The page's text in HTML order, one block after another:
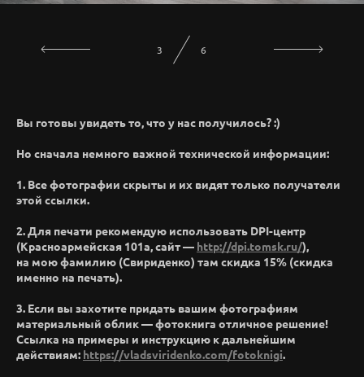
3 6
Вы готовы увидеть то, что у нас получилось? :)
Но сначала немного важной технической информации:
1. Все фотографии скрыты и их видят только получатели
этой ссылки.
2. Для печати рекомендую использовать DPI-центр
(Красноармейская 101а, сайт — http://dpi.tomsk.ru/),
на мою фамилию (Свириденко) там скидка 15% (скидка
именно на печать).
3. Если вы захотите придать вашим фотографиям
материальный облик — фотокнига отличное решение!
Ссылка на примеры и инструкцию к дальнейшим
действиям: https://vladsviridenko.com/fotoknigi.